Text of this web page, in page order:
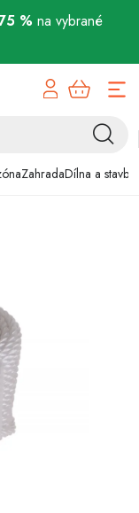
% na vybrané
ZahradaDílna a stavba